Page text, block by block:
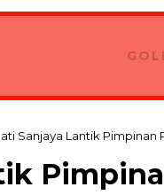
Sanjaya Lantik Pimpinan